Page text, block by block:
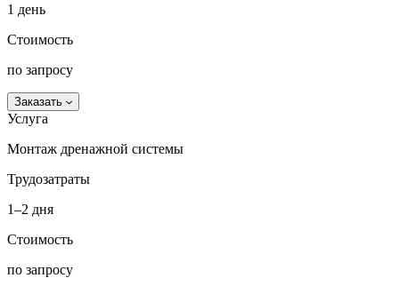
1 день
Стоимость
по запросу
Заказать
Услуга
Монтаж дренажной системы
Трудозатраты
1–2 дня
Стоимость
по запросу